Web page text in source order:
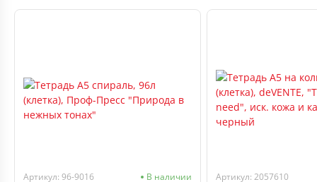
Артикул: 96-9016 В наличии Артикул: 2057610